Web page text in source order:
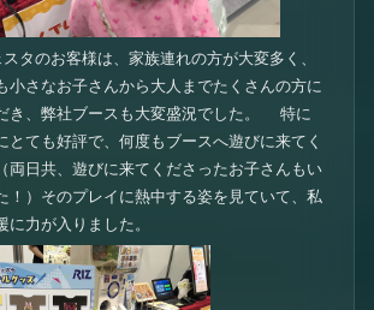
タのお客様は、家族連れの方が大変多く、
小さなお子さんから大人までたくさんの方に
き、弊社ブースも大変盛況でした。 特に
とても好評で、何度もブースへ遊びに来てく
両日共、遊びに来てくださったお子さんもい
！）そのプレイに熱中する姿を見ていて、私
に力が入りました。